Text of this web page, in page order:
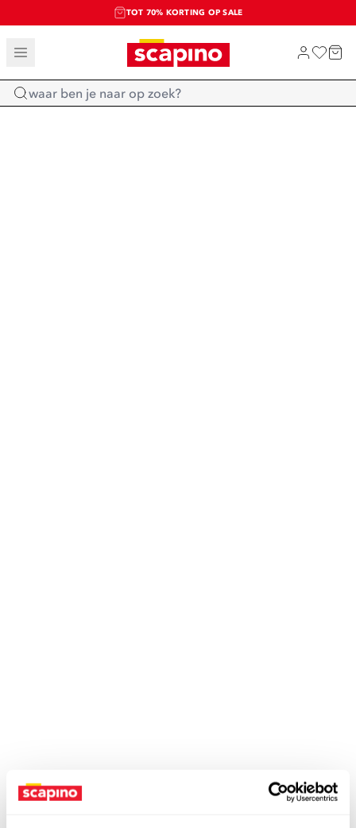
TOT 70% KORTING OP SALE
SALE: LAATSTE KANS!
SHOP NIEUW
Home